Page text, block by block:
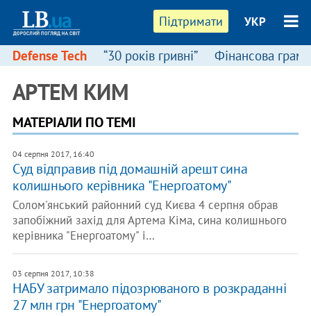
Підтримати УКР
Defense Tech “30 років гривні” Фінансова
АРТЕМ КИМ
МАТЕРІАЛИ ПО ТЕМІ
04 серпня 2017, 16:40
Суд відправив під домашній арешт сина
колишнього керівника "Енергоатому"
Солом'янський районний суд Києва 4 серпня обрав
запобіжний захід для Артема Кіма, сина колишнього
керівника "Енергоатому" і…
03 серпня 2017, 10:38
НАБУ затримало підозрюваного в розкраданні
27 млн грн "Енергоатому"